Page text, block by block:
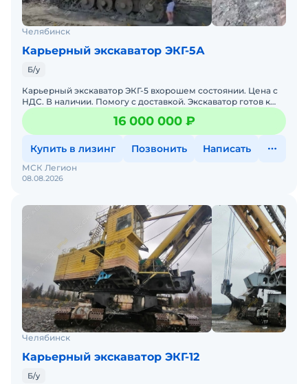
Челябинск
Карьерный экскаватор ЭКГ-5А
Б/у
Карьерный экскаватор ЭКГ-5 вхорошем состоянии. Цена с
НДС. В наличии. Помогу с доставкой. Экскаватор готов к
16 000 000 ₽
Купить в лизинг Позвонить Написать
08.08.2026
МСК Легион
Челябинск
Карьерный экскаватор ЭКГ-12
Б/у